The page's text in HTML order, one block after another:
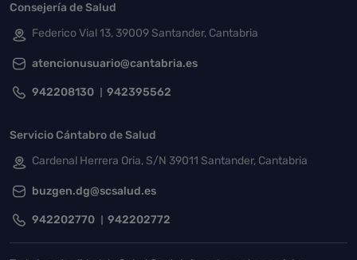
Consejería de Salud
Federico Vial 13, 39009 Santander, Cantabria
atencionusuario@cantabria.es
942208130 942395562
Servicio Cántabro de Salud
Cardenal Herrera Oria, S/N 39011 Santander, Cantabria
buzgen.dg@scsalud.es
942202770 942202772